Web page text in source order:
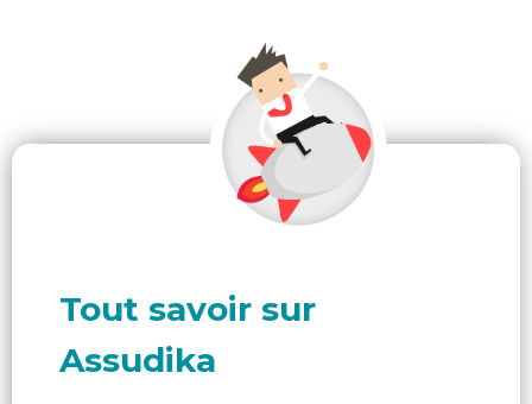
Tout savoir sur
Assudika